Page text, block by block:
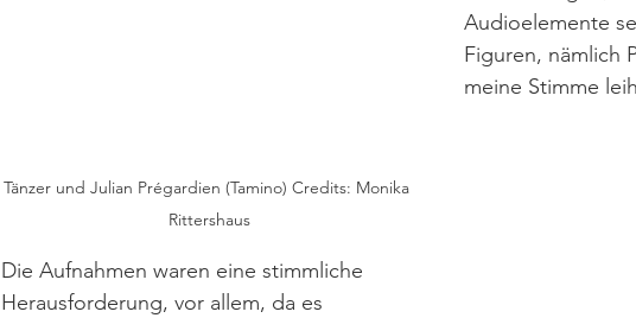
Tänzer und Julian Prégardien (Tamino) Credits: Monika
Rittershaus
Audioelemente
Figuren, nämlich
meine Stimme
Die Aufnahmen waren eine stimmliche
Herausforderung, vor allem, da es